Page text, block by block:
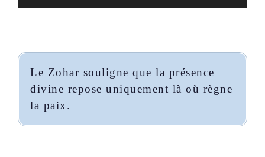
Le Zohar souligne que la présence
divine repose uniquement là où règne
la paix.